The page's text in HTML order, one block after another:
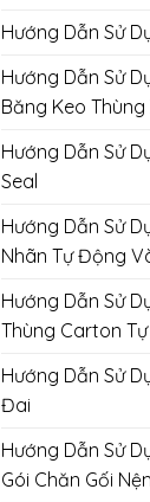
Hướng Dẫn Sử
Hướng Dẫn Sử
Băng Keo Thùng
Hướng Dẫn Sử
Seal
Hướng Dẫn Sử
Nhãn Tự Động
Hướng Dẫn Sử
Thùng Carton
Hướng Dẫn Sử
Đai
Hướng Dẫn Sử
Gói Chăn Gối